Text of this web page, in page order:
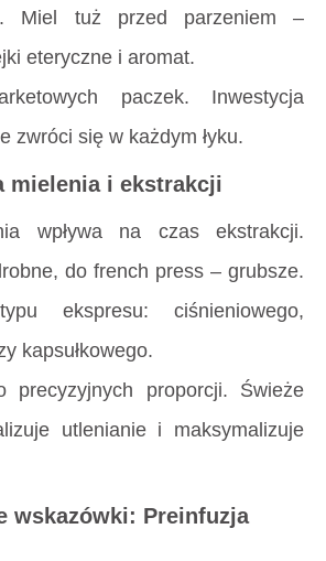
Miel tuż przed parzeniem –
eteryczne i aromat.
paczek. Inwestycja
zwróci się w każdym łyku.
mielenia i ekstrakcji
wpływa na czas ekstrakcji.
do french press – grubsze.
ekspresu: ciśnieniowego,
kapsułkowego.
precyzyjnych proporcji. Świeże
utlenianie i maksymalizuje
wskazówki: Preinfuzja